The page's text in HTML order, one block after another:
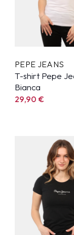
PEPE JEANS
T-shirt Pepe
Bianca
29,90€